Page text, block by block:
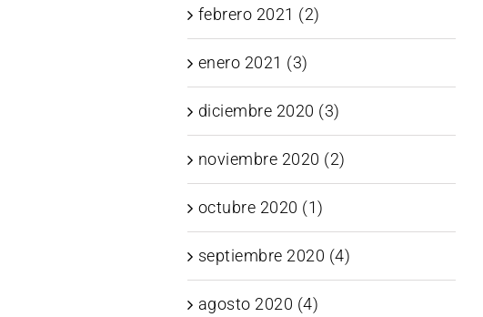
febrero 2021 (2)
enero 2021 (3)
diciembre 2020 (3)
noviembre 2020 (2)
octubre 2020 (1)
septiembre 2020 (4)
agosto 2020 (4)